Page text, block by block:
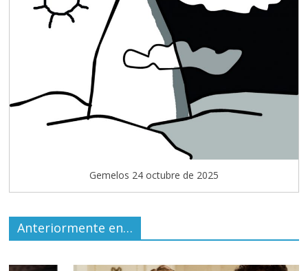
Gemelos 24 octubre de 2025
Anteriormente en…